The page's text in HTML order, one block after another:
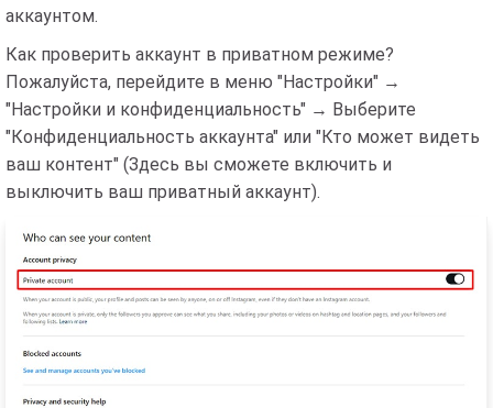
аккаунтом.
Как проверить аккаунт в приватном режиме?
Пожалуйста, перейдите в меню "Настройки" →
"Настройки и конфиденциальность" → Выберите
"Конфиденциальность аккаунта" или "Кто может видеть
ваш контент" (Здесь вы сможете включить и
выключить ваш приватный аккаунт).